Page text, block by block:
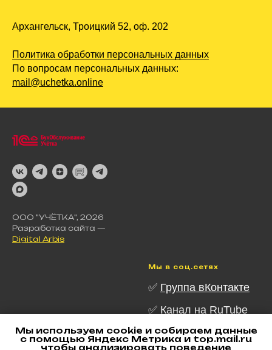
Мы используем cookie и собираем данные
с помощью Яндекс Метрика и top.mail.ru
чтобы анализировать поведение
Архангельск, Троицкий 52, оф. 202
Политика обработки персональных данных
По вопросам персональных данных:
mail@uchetka.online
ООО "УЧЁТКА", 2026
Разработка сайта —
Digital Arbis
Мы в соц.сетях
✅ Группа вКонтакте
✅ Канал на RuTube
✅ Канал в Telegram